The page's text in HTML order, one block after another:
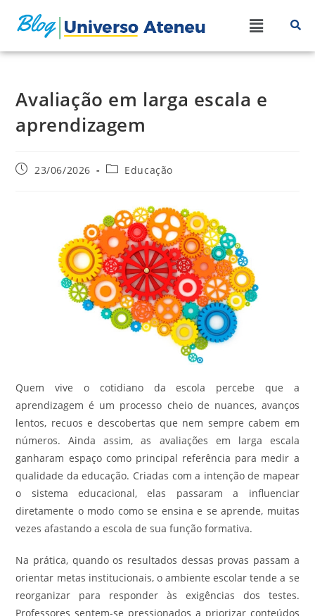
Avaliação em larga escala e
aprendizagem
23/06/2026 Educação
Quem vive o cotidiano da escola percebe que a
aprendizagem é um processo cheio de nuances, avanços
lentos, recuos e descobertas que nem sempre cabem em
números. Ainda assim, as avaliações em larga escala
ganharam espaço como principal referência para medir a
qualidade da educação. Criadas com a intenção de mapear
o sistema educacional, elas passaram a influenciar
diretamente o modo como se ensina e se aprende, muitas
vezes afastando a escola de sua função formativa.
Na prática, quando os resultados dessas provas passam a
orientar metas institucionais, o ambiente escolar tende a se
reorganizar para responder às exigências dos testes.
Professores sentem-se pressionados a priorizar conteúdos